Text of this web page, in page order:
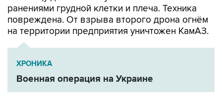
ранениями грудной клетки и плеча. Техника
повреждена. От взрыва второго дрона огнём
на территории предприятия уничтожен КамАЗ.
ХРОНИКА
Военная операция на Украине